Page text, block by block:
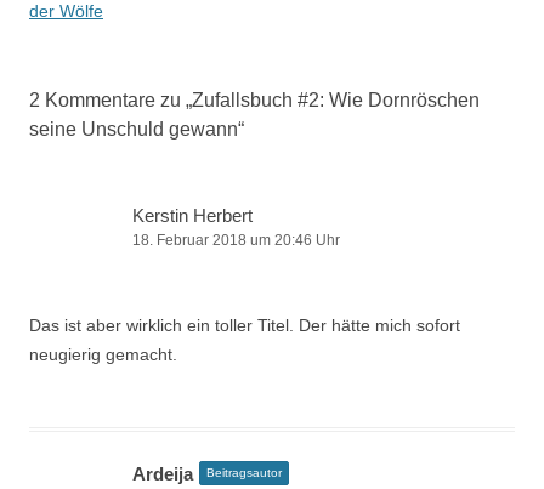
der Wölfe
2 Kommentare zu „Zufallsbuch #2: Wie Dornröschen
seine Unschuld gewann“
Kerstin Herbert
18. Februar 2018 um 20:46 Uhr
Das ist aber wirklich ein toller Titel. Der hätte mich sofort
neugierig gemacht.
Ardeija Beitragsautor